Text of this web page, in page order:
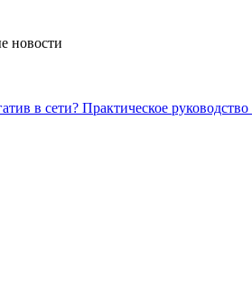
новости
в сети? Практическое